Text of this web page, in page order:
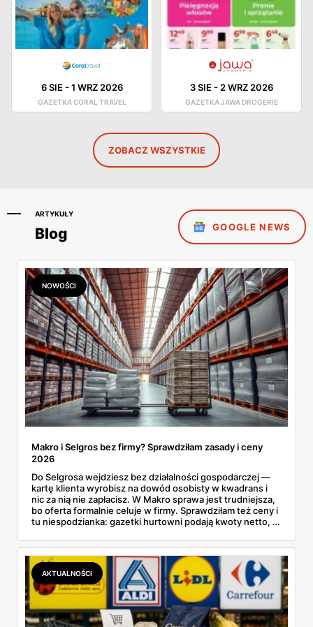
6 SIE-1 WRZ 2026
GAZETKA CORAL TRAVEL
3 SIE-2 WRZ 2026
GAZETKA JAWA DROGERIE
ZOBACZ WSZYSTKIE
ARTYKUŁY
Blog GOOGLE NEWS
NOWOŚCI
Makro i Selgros bez firmy? Sprawdziłam zasady i ceny
2026
Do Selgrosa wejdziesz bez działalności gospodarczej —
kartę klienta wyrobisz na dowód osobisty w kwadrans i
nic za nią nie zapłacisz. W Makro sprawa jest trudniejsza,
bo oferta formalnie celuje w firmy. Sprawdziłam też ceny i
tu niespodzianka: gazetki hurtowni podają kwoty netto, a
zawsze wygrywa — ta sama kawa ziarnista kosztuje w
Makro ponad dwa razy więcej niż w weekendowej
promocji dyskontu.
AKTUALNOŚCI